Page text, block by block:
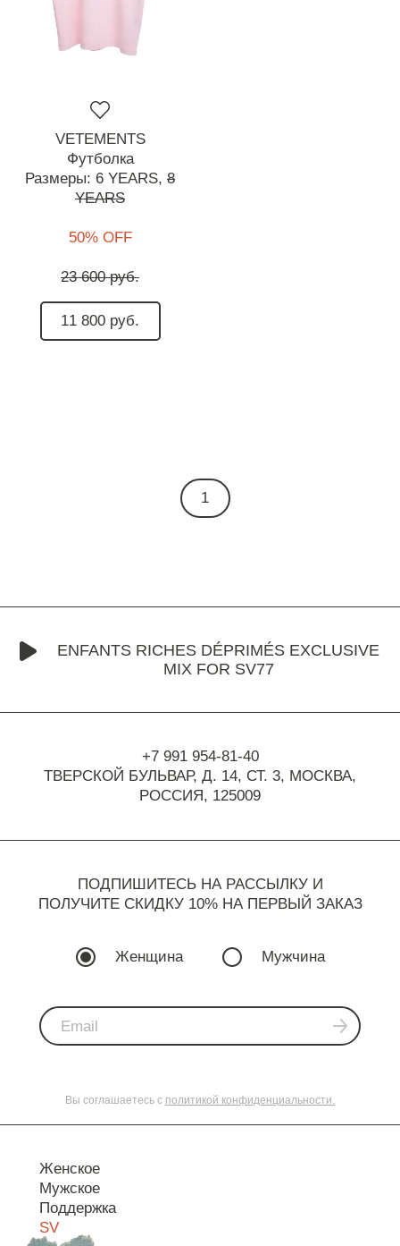
VETEMENTS
Футболка
Размеры: 6 YEARS, 8
YEARS
50% OFF
23 600 руб.
11 800 руб.
1
ENFANTS RICHES DÉPRIMÉS EXCLUSIVE
MIX FOR SV77
+7 991 954-81-40
ТВЕРСКОЙ БУЛЬВАР, Д. 14, СТ. 3, МОСКВА,
РОССИЯ, 125009
ПОДПИШИТЕСЬ НА РАССЫЛКУ И
ПОЛУЧИТЕ СКИДКУ 10% НА ПЕРВЫЙ ЗАКАЗ
Женщина Мужчина
Вы соглашаетесь с политикой конфиденциальности.
Женское
Мужское
Поддержка
SV